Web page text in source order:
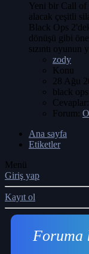
Yeni bir Call of
alacak çeşitli
Black Ops
dönüşü gibi
sızıntı
zody
Konu
28 Ağu
black
Forum:
Ana sayfa
Etiketler
Menü
Giriş yap
Kayıt ol
Foruma